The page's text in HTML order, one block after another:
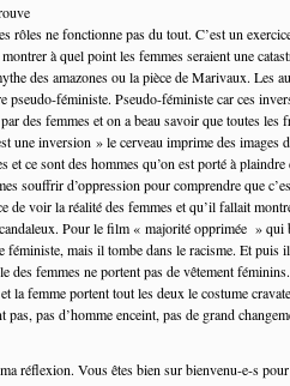
rôles ne fonctionne pas du tout. C’est un
à quel point les femmes seraient une
des amazones ou la pièce de Marivaux. Les
pseudo-féministe. Pseudo-féministe car ces
des femmes et on a beau savoir que toutes les
une inversion » le cerveau imprime des images
et ce sont des hommes qu’on est porté à
souffrir d’oppression pour comprendre que
de voir la réalité des femmes et qu’il fallait
Pour le film « majorité opprimée » qui
féministe, mais il tombe dans le racisme. Et puis
des femmes ne portent pas de vêtement
la femme portent tout les deux le costume
pas d’homme enceint, pas de grand
réflexion. Vous êtes bien sur bienvenu-e-s